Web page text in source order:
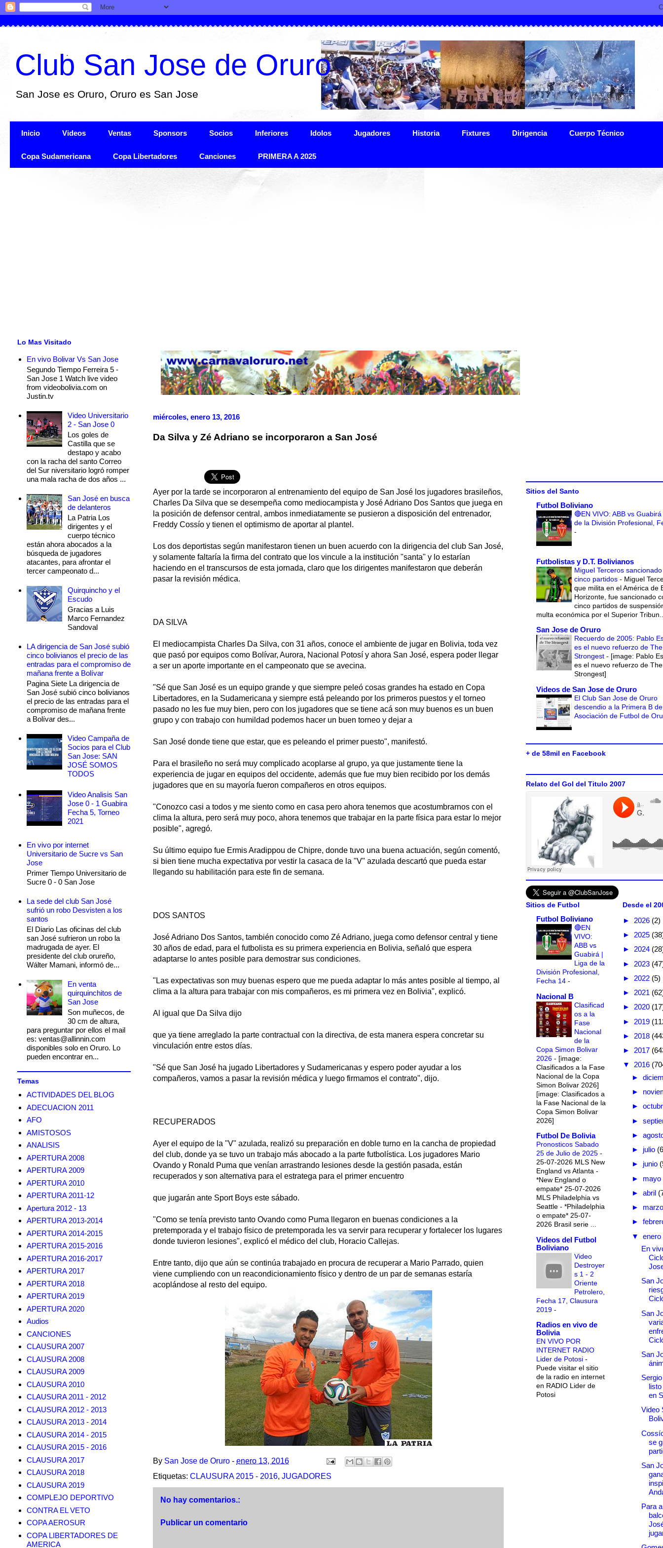
Club San Jose de Oruro
San Jose es Oruro, Oruro es San Jose
Inicio Videos Ventas Sponsors Socios Inferiores Idolos Jugadores Historia Fixtures Dirigencia Cuerpo Técnico
Copa Sudamericana Copa Libertadores Canciones PRIMERA A 2025
miércoles, enero 13, 2016
Da Silva y Zé Adriano se incorporaron a San José
Ayer por la tarde se incorporaron al entrenamiento del equipo de San José los jugadores brasileños,
Charles Da Silva que se desempeña como mediocampista y José Adriano Dos Santos que juega en
la posición de defensor central, ambos inmediatamente se pusieron a disposición del entrenador,
Freddy Cossío y tienen el optimismo de aportar al plantel.
Los dos deportistas según manifestaron tienen un buen acuerdo con la dirigencia del club San José,
y solamente faltaría la firma del contrato que los vincule a la institución "santa" y lo estarían
haciendo en el transcursos de esta jornada, claro que los dirigentes manifestaron que deberán
pasar la revisión médica.
DA SILVA
El mediocampista Charles Da Silva, con 31 años, conoce el ambiente de jugar en Bolivia, toda vez
que pasó por equipos como Bolívar, Aurora, Nacional Potosí y ahora San José, espera poder llegar
a ser un aporte importante en el campeonato que se avecina.
"Sé que San José es un equipo grande y que siempre peleó cosas grandes ha estado en Copa
Libertadores, en la Sudamericana y siempre está peleando por los primeros puestos y el torneo
pasado no les fue muy bien, pero con los jugadores que se tiene acá son muy buenos es un buen
grupo y con trabajo con humildad podemos hacer un buen torneo y dejar a
San José donde tiene que estar, que es peleando el primer puesto", manifestó.
Para el brasileño no será muy complicado acoplarse al grupo, ya que justamente tiene la
experiencia de jugar en equipos del occidente, además que fue muy bien recibido por los demás
jugadores que en su mayoría fueron compañeros en otros equipos.
"Conozco casi a todos y me siento como en casa pero ahora tenemos que acostumbrarnos con el
clima la altura, pero será muy poco, ahora tenemos que trabajar en la parte física para estar lo mejor
posible", agregó.
Su último equipo fue Ermis Aradippou de Chipre, donde tuvo una buena actuación, según comentó,
si bien tiene mucha expectativa por vestir la casaca de la "V" azulada descartó que pueda estar
llegando su habilitación para este fin de semana.
DOS SANTOS
José Adriano Dos Santos, también conocido como Zé Adriano, juega como defensor central y tiene
30 años de edad, para el futbolista es su primera experiencia en Bolivia, señaló que espera
adaptarse lo antes posible para demostrar sus condiciones.
"Las expectativas son muy buenas espero que me pueda adaptar lo más antes posible al tiempo, al
clima a la altura para trabajar con mis compañeros, es mi primera vez en Bolivia", explicó.
Al igual que Da Silva dijo
que ya tiene arreglado la parte contractual con la directiva, de esta manera espera concretar su
vinculación entre estos días.
"Sé que San José ha jugado Libertadores y Sudamericanas y espero poder ayudar a los
compañeros, vamos a pasar la revisión médica y luego firmamos el contrato", dijo.
RECUPERADOS
Ayer el equipo de la "V" azulada, realizó su preparación en doble turno en la cancha de propiedad
del club, donde ya se tuvo un trabajo más abocado a la parte futbolística. Los jugadores Mario
Ovando y Ronald Puma que venían arrastrando lesiones desde la gestión pasada, están
recuperados y son alternativa para el estratega para el primer encuentro
que jugarán ante Sport Boys este sábado.
"Como se tenía previsto tanto Ovando como Puma llegaron en buenas condiciones a la
pretemporada y el trabajo físico de pretemporada les va servir para recuperar y fortalecer los lugares
donde tuvieron lesiones", explicó el médico del club, Horacio Callejas.
Entre tanto, dijo que aún se continúa trabajado en procura de recuperar a Mario Parrado, quien
viene cumpliendo con un reacondicionamiento físico y dentro de un par de semanas estaría
acoplándose al resto del equipo.
By San Jose de Oruro - enero 13, 2016
Etiquetas: CLAUSURA 2015 - 2016, JUGADORES
No hay comentarios.:
Publicar un comentario
Lo Mas Visitado
En vivo Bolivar Vs San Jose
Segundo Tiempo Ferreira 5 -
San Jose 1 Watch live video
from videobolivia.com on
Justin.tv
Video Universitario
2 - San Jose 0
Los goles de
Castilla que se
destapo y acabo
con la racha del santo Correo
del Sur niversitario logró romper
una mala racha de dos años ...
San José en busca
de delanteros
La Patria Los
dirigentes y el
cuerpo técnico
están ahora abocados a la
búsqueda de jugadores
atacantes, para afrontar el
tercer campeonato d...
Quirquincho y el
Escudo
Gracias a Luis
Marco Fernandez
Sandoval
LA dirigencia de San José subió
cinco bolivianos el precio de las
entradas para el compromiso de
mañana frente a Bolívar
Pagina Siete La dirigencia de
San José subió cinco bolivianos
el precio de las entradas para el
compromiso de mañana frente
a Bolívar des...
Video Campaña de
Socios para el Club
San Jose: SAN
JOSÉ SOMOS
TODOS
Video Analisis San
Jose 0 - 1 Guabira
Fecha 5, Torneo
2021
En vivo por internet
Universitario de Sucre vs San
Jose
Primer Tiempo Universitario de
Sucre 0 - 0 San Jose
La sede del club San José
sufrió un robo Desvisten a los
santos
El Diario Las oficinas del club
san José sufrieron un robo la
madrugada de ayer. El
presidente del club orureño,
Wálter Mamani, informó de...
En venta
quirquinchitos de
San Jose
Son muñecos, de
30 cm de altura,
para preguntar por ellos el mail
es: ventas@allinnin.com
disponibles solo en Oruro. Lo
pueden encontrar en...
Temas
ACTIVIDADES DEL BLOG
ADECUACION 2011
AFO
AMISTOSOS
ANALISIS
APERTURA 2008
APERTURA 2009
APERTURA 2010
APERTURA 2011-12
Apertura 2012 - 13
APERTURA 2013-2014
APERTURA 2014-2015
APERTURA 2015-2016
APERTURA 2016-2017
APERTURA 2017
APERTURA 2018
APERTURA 2019
APERTURA 2020
Audios
CANCIONES
CLAUSURA 2007
CLAUSURA 2008
CLAUSURA 2009
CLAUSURA 2010
CLAUSURA 2011 - 2012
CLAUSURA 2012 - 2013
CLAUSURA 2013 - 2014
CLAUSURA 2014 - 2015
CLAUSURA 2015 - 2016
CLAUSURA 2017
CLAUSURA 2018
CLAUSURA 2019
COMPLEJO DEPORTIVO
CONTRA EL VETO
COPA AEROSUR
COPA LIBERTADORES DE
AMERICA
Sitios del Santo
Futbol Boliviano
🔴EN VIVO: ABB vs
de la División Profesional,
-
Futbolistas y D.T. Bolivianos
Miguel Terceros
cinco partidos - Miguel
que milita en el América de
Horizonte, fue sancionado
cinco partidos de
multa económica por el Superior
San Jose de Oruro
Recuerdo de 2005: Pablo
es el nuevo refuerzo de The
Strongest - [image: Pablo
es el nuevo refuerzo de The
Strongest]
Videos de San Jose de Oruro
El Club San Jose de Oruro
descendio a la Primera B
Asociación de Futbol de
+ de 58mil en Facebook
Relato del Gol del Titulo 2007
Sitios de Futbol
Futbol Boliviano
🔴EN
VIVO:
ABB vs
Guabirá |
Liga de la
División Profesional,
Fecha 14 -
Nacional B
Clasificad
os a la
Fase
Nacional
de la
Copa Simon Bolivar
2026 - [image:
Clasificados a la Fase
Nacional de la Copa
Simon Bolivar 2026]
[image: Clasificados a
la Fase Nacional de la
Copa Simon Bolivar
2026]
Futbol De Bolivia
Pronosticos Sabado
25 de Julio de 2025 -
25-07-2026 MLS New
England vs Atlanta -
*New England o
empate* 25-07-2026
MLS Philadelphia vs
Seattle - *Philadelphia
o empate* 25-07-
2026 Brasil serie ...
Videos del Futbol
Boliviano
Video
Destroyer
s 1 - 2
Oriente
Petrolero,
Fecha 17, Clausura
2019 -
Radios en vivo de
Bolivia
EN VIVO POR
INTERNET RADIO
Lider de Potosi -
Puede visitar el sitio
de la radio en internet
en RADIO Lider de
Potosi
Desde el
► 2026 (2)
► 2025
► 2024
► 2023
► 2022 (5)
► 2021
► 2020
► 2019
► 2018
► 2017
▼ 2016
►
►
►
►
►
► julio
► junio
► mayo
► abril
►
►
▼ enero
En
San
San
San
en
Video
se
San
Para